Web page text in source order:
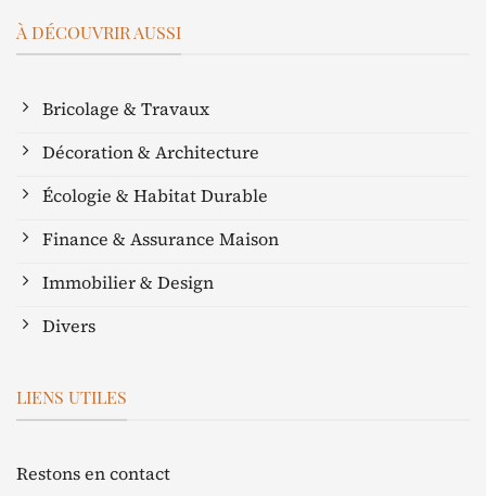
À DÉCOUVRIR AUSSI
Bricolage & Travaux
Décoration & Architecture
Écologie & Habitat Durable
Finance & Assurance Maison
Immobilier & Design
Divers
LIENS UTILES
Restons en contact